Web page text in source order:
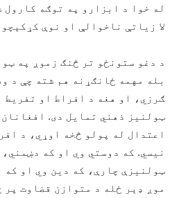
له خوا د ابزارو په توګه
لا زیاتې ناخوالې او نوې
د دغو ستونځو تر څنګ زموږ په
بله مهمه ځانګړنه هم شته چې د
ګرزي، او هغه د افراط او تفریط
ټولنيز ذهني تمایل دی.
اعتدال له پولو څخه اوړي، د
نيسي. که دوستي وي او که
ټولنیزې چارې، که دین وي او که
موږ ډېر ځله د متوازن قضاوت